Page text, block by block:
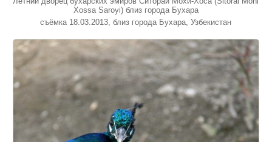
Хоssа Saroyi) близ города Бухара
съёмка 18.03.2013, близ города Бухара, Узбекистан